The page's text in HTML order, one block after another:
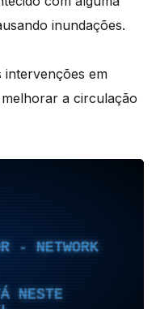
inundações.
intervenções em
a circulação